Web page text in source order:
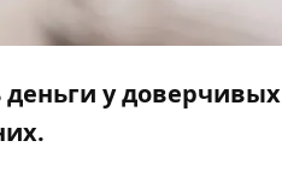
у доверчивых